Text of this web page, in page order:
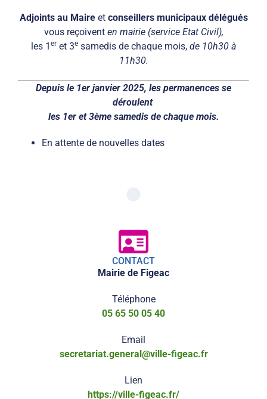
Adjoints au Maire et conseillers municipaux délégués
vous reçoivent en mairie (service Etat Civil),
les 1 er et 3e samedis de chaque mois, de 10h30 à
11h30.
Depuis le 1er janvier 2025, les permanences se
déroulent
les 1er et 3ème samedis de chaque mois.
En attente de nouvelles dates
CONTACT
Mairie de Figeac
Téléphone
05 65 50 05 40
Email
secretariat.general@ville-figeac.fr
Lien
https://ville-figeac.fr/